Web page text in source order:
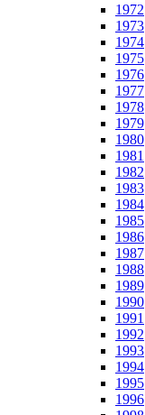
1972
1973
1974
1975
1976
1977
1978
1979
1980
1981
1982
1983
1984
1985
1986
1987
1988
1989
1990
1991
1992
1993
1994
1995
1996